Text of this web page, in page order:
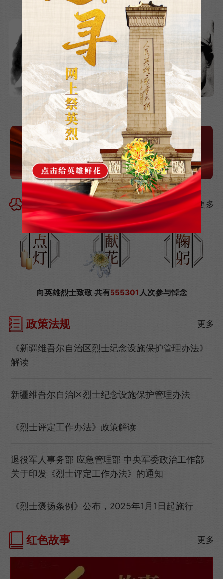
毛泽民
杨拯陆 司马义·买买提 罗少伟
云祭奠 更多
向英雄烈士致敬 共有555301 人次参与悼念
政策法规 更多
《新疆维吾尔自治区烈士纪念设施保护管理办法》
解读
新疆维吾尔自治区烈士纪念设施保护管理办法
《烈士评定工作办法》政策解读
退役军人事务部 应急管理部 中央军委政治工作部
关于印发《烈士评定工作办法》的通知
《烈士褒扬条例》公布，2025年1月1日起施行
红色故事 更多
/>